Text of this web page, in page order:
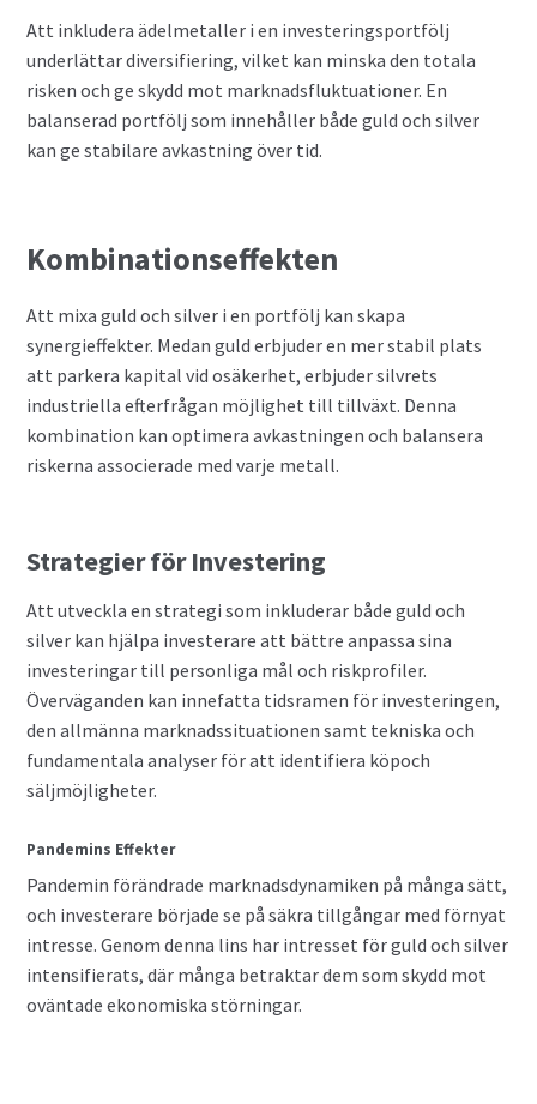
Att inkludera ädelmetaller i en investeringsportfölj
underlättar diversifiering, vilket kan minska den totala
risken och ge skydd mot marknadsfluktuationer. En
balanserad portfölj som innehåller både guld och silver
kan ge stabilare avkastning över tid.
Kombinationseffekten
Att mixa guld och silver i en portfölj kan skapa
synergieffekter. Medan guld erbjuder en mer stabil plats
att parkera kapital vid osäkerhet, erbjuder silvrets
industriella efterfrågan möjlighet till tillväxt. Denna
kombination kan optimera avkastningen och balansera
riskerna associerade med varje metall.
Strategier för Investering
Att utveckla en strategi som inkluderar både guld och
silver kan hjälpa investerare att bättre anpassa sina
investeringar till personliga mål och riskprofiler.
Överväganden kan innefatta tidsramen för investeringen,
den allmänna marknadssituationen samt tekniska och
fundamentala analyser för att identifiera köpoch
säljmöjligheter.
Pandemins Effekter
Pandemin förändrade marknadsdynamiken på många sätt,
och investerare började se på säkra tillgångar med förnyat
intresse. Genom denna lins har intresset för guld och silver
intensifierats, där många betraktar dem som skydd mot
oväntade ekonomiska störningar.